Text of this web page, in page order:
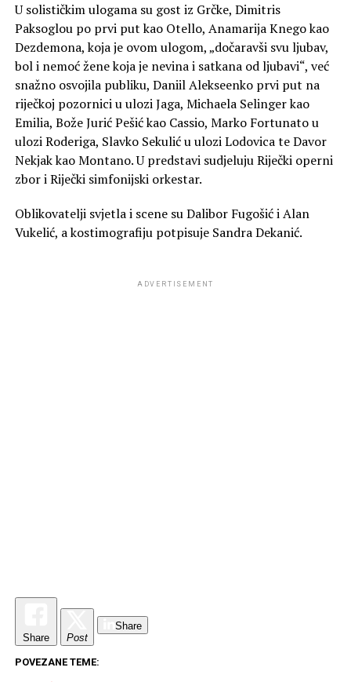
U solističkim ulogama su gost iz Grčke, Dimitris
Paksoglou po prvi put kao Otello, Anamarija Knego kao
Dezdemona, koja je ovom ulogom, „dočaravši svu ljubav,
bol i nemoć žene koja je nevina i satkana od ljubavi“, već
snažno osvojila publiku, Daniil Alekseenko prvi put na
riječkoj pozornici u ulozi Jaga, Michaela Selinger kao
Emilia, Bože Jurić Pešić kao Cassio, Marko Fortunato u
ulozi Roderiga, Slavko Sekulić u ulozi Lodovica te Davor
Nekjak kao Montano. U predstavi sudjeluju Riječki operni
zbor i Riječki simfonijski orkestar.
Oblikovatelji svjetla i scene su Dalibor Fugošić i Alan
Vukelić, a kostimografiju potpisuje Sandra Dekanić.
ADVERTISEMENT
Share Post
Share
POVEZANE TEME: